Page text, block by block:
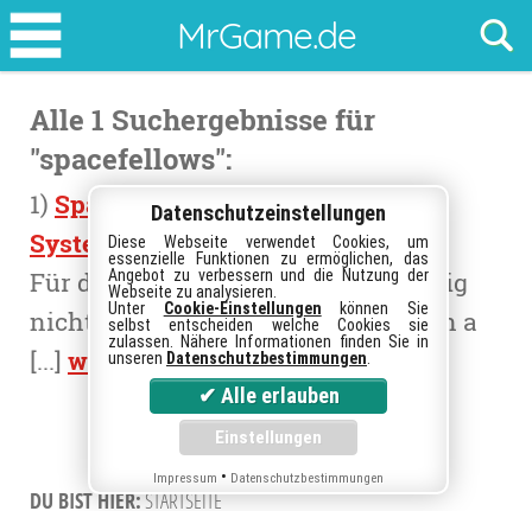
MrGame.de
1
Ergebnisse
den
TAG
spacefellows
Suche
Alle 1 Suchergebnisse für
"spacefellows":
1) SpaceFellows setzt neues Skill-
System ein
Für das Browsergame gibt es künftig
nicht nur ein Skill-System, sondern a
[...] weiterlesen
DU BIST HIER:STARTSEITE
Datenschutzeinstellungen
Diese Webseite verwendet Cookies, um
essenzielle Funktionen zu ermöglichen, das
Angebot zu verbessern und die Nutzung der
Webseite zu analysieren.
Unter Cookie-Einstellungen können Sie
selbst entscheiden welche Cookies sie
zulassen. Nähere Informationen finden Sie in
unseren Datenschutzbestimmungen
Impressum • Datenschutzbestimmungen